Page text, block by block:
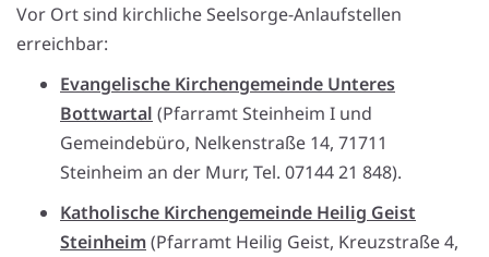
Vor Ort sind kirchliche Seelsorge-Anlaufstellen
erreichbar:
Evangelische Kirchengemeinde Unteres
Bottwartal (Pfarramt Steinheim I und
Gemeindebüro, Nelkenstraße 14, 71711
Steinheim an der Murr, Tel. 07144 21 848).
Katholische Kirchengemeinde Heilig Geist
Steinheim(Pfarramt Heilig Geist, Kreuzstraße 4,